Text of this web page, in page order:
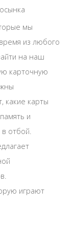
мы
из любого
на наш
карточную
какие карты
и
отбой.
играют